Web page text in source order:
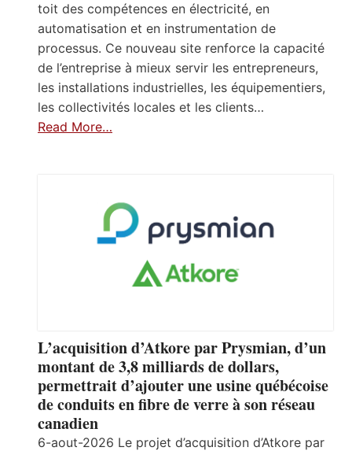
toit des compétences en électricité, en
automatisation et en instrumentation de
processus. Ce nouveau site renforce la capacité
de l’entreprise à mieux servir les entrepreneurs,
les installations industrielles, les équipementiers,
les collectivités locales et les clients…
Read More…
L’acquisition d’Atkore par Prysmian, d’un
montant de 3,8 milliards de dollars,
permettrait d’ajouter une usine québécoise
de conduits en fibre de verre à son réseau
canadien
6-aout-2026 Le projet d’acquisition d’Atkore par